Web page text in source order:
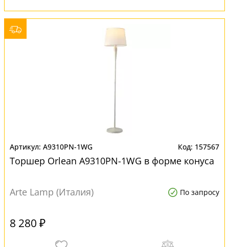
A9310PN-1WG 157567
Торшер Orlean A9310PN-1WG в форме конуса
Arte Lamp (Италия) По запросу
8 280 ₽